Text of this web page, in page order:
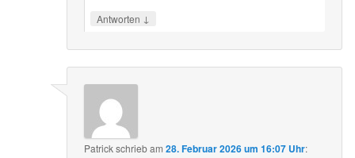
Antworten ↓
Patrickschriebam28. Februar 2026 um 16:07 Uhr: